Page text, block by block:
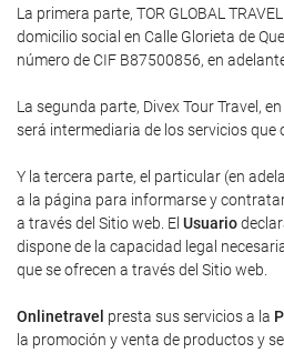
La primera parte, TOR GLOBAL
domicilio social en Calle Glorieta de
número de CIF B87500856, en
La segunda parte, Divex Tour Travel,
será intermediaria de los servicios que
Y la tercera parte, el particular (en
a la página para informarse y
a través del Sitio web. El Usuario
dispone de la capacidad legal
que se ofrecen a través del Sitio web.
Onlinetravel presta sus servicios a la
la promoción y venta de productos y